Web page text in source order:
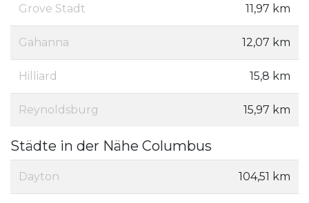
Grove Stadt 11,97 km
Gahanna 12,07 km
Hilliard 15,8 km
Reynoldsburg 15,97 km
Städte in der Nähe Columbus
Dayton 104,51 km